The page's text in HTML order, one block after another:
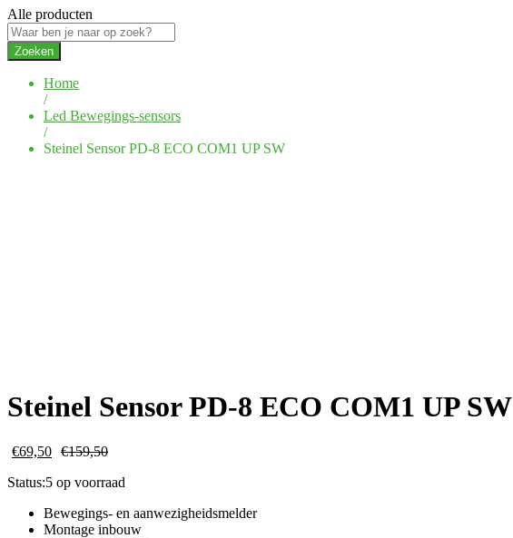
Alle producten
Zoeken
Home
/
Led Bewegings-sensors
/
Steinel Sensor PD-8 ECO COM1 UP SW
Steinel Sensor PD-8 ECO COM1 UP SW
€69,50 €159,50
Status:5 op voorraad
Bewegings- en aanwezigheidsmelder
Montage inbouw